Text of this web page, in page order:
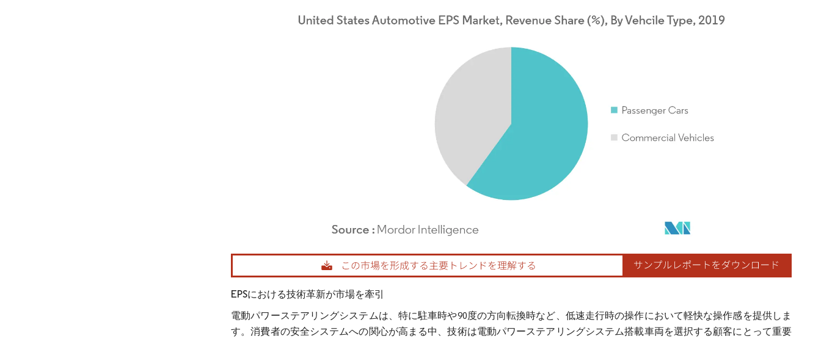
画像 © Mordor Intelligence。再利用にはCC BY 4.0の表示が必要です。
EPSにおける技術革新が市場を牽引
電動パワーステアリングシステムは、特に駐車時や90度の方向転換時など、低速走行時の操作において軽快な操作感を提供しま
す。消費者の安全システムへの関心が高まる中、技術は電動パワーステアリングシステム搭載車両を選択する顧客にとって重要